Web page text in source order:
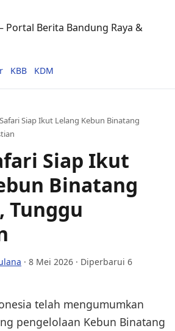
Portal Berita Bandung Raya &
KBB KDM
Siap Ikut Lelang Kebun Binatang
Siap Ikut
Binatang
Tunggu
· 8 Mei 2026 · Diperbarui 6
telah mengumumkan
pengelolaan Kebun Binatang